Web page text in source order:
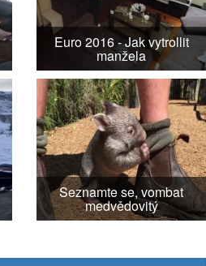
Euro 2016 - Jak vytrollit
manžela
Seznamte se, vombat
medvědovitý